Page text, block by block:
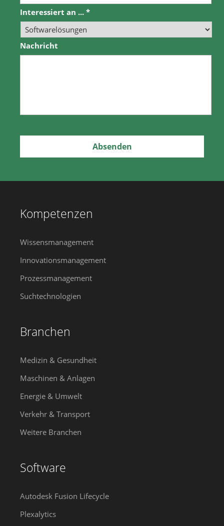
Interessiert an ... *
Nachricht
Kompetenzen
Wissensmanagement
Innovationsmanagement
Prozessmanagement
Suchtechnologien
Branchen
Medizin & Gesundheit
Maschinen & Anlagen
Energie & Umwelt
Verkehr & Transport
Weitere Branchen
Software
Autodesk Fusion Lifecycle
Plexalytics